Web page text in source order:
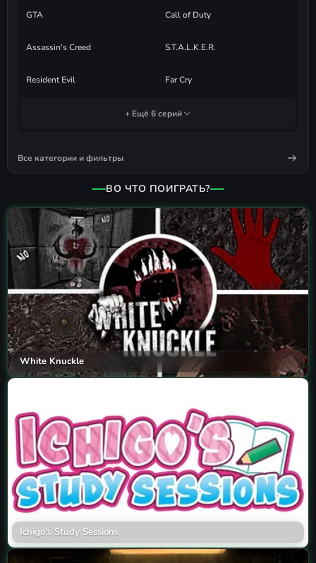
GTA Call of Duty
Assassin's Creed S.T.A.L.K.E.R.
Resident Evil Far Cry
+ Ещё 6 серий
Все категории и фильтры
ВО ЧТО ПОИГРАТЬ?
White Knuckle
Ichigo's Study Sessions